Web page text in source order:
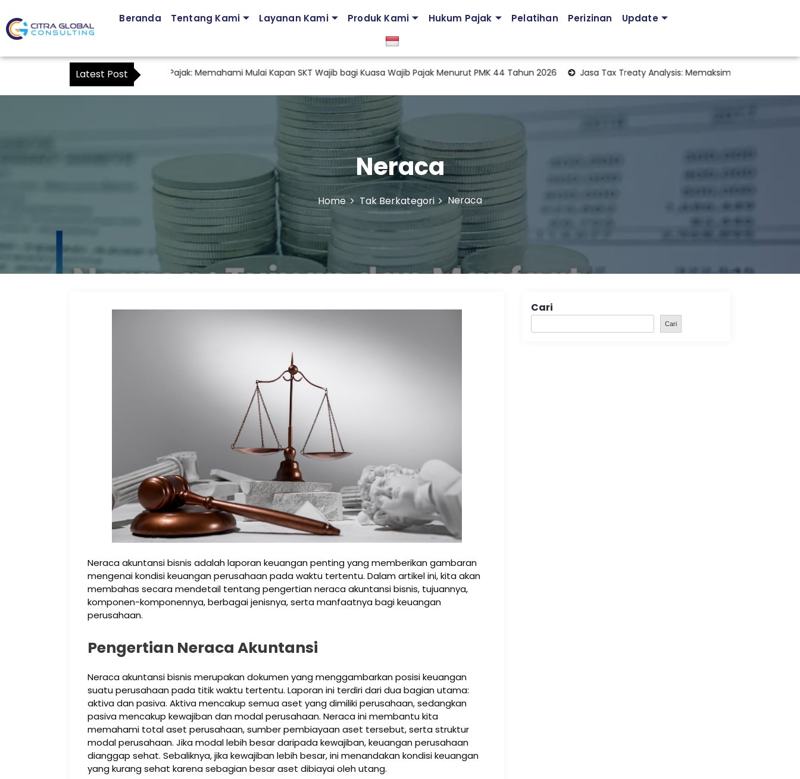
Beranda Tentang Kami Layanan Kami Produk Kami Hukum Pajak Pelatihan Perizinan Update
Latest Post
Jasa Pendampingan Kuasa Wajib Pajak: Memahami Mulai Kapan SKT Wajib bagi Kuasa Wajib Pajak Menurut PMK 44 Tahun 2026 Jasa Tax Treaty Analysis: Memaksimalkan Manfaat
Neraca
Home Tak Berkategori Neraca
Neraca akuntansi bisnis adalah laporan keuangan penting yang memberikan gambaran
mengenai kondisi keuangan perusahaan pada waktu tertentu. Dalam artikel ini, kita akan
membahas secara mendetail tentang pengertian neraca akuntansi bisnis, tujuannya,
komponen-komponennya, berbagai jenisnya, serta manfaatnya bagi keuangan
perusahaan.
Pengertian Neraca Akuntansi
Neraca akuntansi bisnis merupakan dokumen yang menggambarkan posisi keuangan
suatu perusahaan pada titik waktu tertentu. Laporan ini terdiri dari dua bagian utama:
aktiva dan pasiva. Aktiva mencakup semua aset yang dimiliki perusahaan, sedangkan
pasiva mencakup kewajiban dan modal perusahaan. Neraca ini membantu kita
memahami total aset perusahaan, sumber pembiayaan aset tersebut, serta struktur
modal perusahaan. Jika modal lebih besar daripada kewajiban, keuangan perusahaan
dianggap sehat. Sebaliknya, jika kewajiban lebih besar, ini menandakan kondisi keuangan
yang kurang sehat karena sebagian besar aset dibiayai oleh utang.
Cari
Cari